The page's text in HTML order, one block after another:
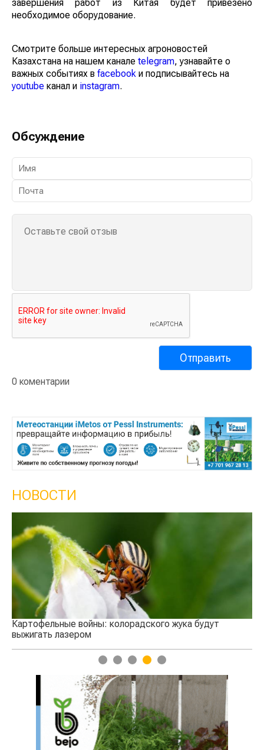
завершения работ из Китая будет привезено
необходимое оборудование.
Смотрите больше интересных агроновостей
Казахстана на нашем канале telegram, узнавайте о
важных событиях в facebook и подписывайтесь на
youtube канал и instagram.
Обсуждение
0 коментарии
НОВОСТИ
Кыргызстан обошел Казахстан по темпам роста
сельского хозяйства
1 2 3 4 5